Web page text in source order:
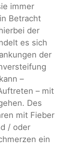
immer
Betracht
der
es sich
der
–
– mit
Des
mit Fieber
/ oder
ein